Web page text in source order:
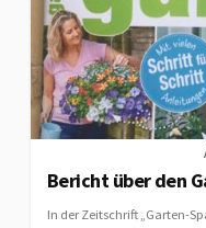
Bericht über den
In der Zeitschrift „Garten-